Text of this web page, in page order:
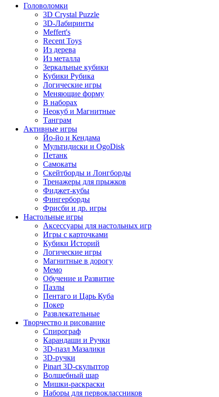
Головоломки
3D Crystal Puzzle
3D-Лабиринты
Meffert's
Recent Toys
Из дерева
Из металла
Зеркальные кубики
Кубики Рубика
Логические игры
Меняющие форму
В наборах
Неокуб и Магнитные
Танграм
Активные игры
Йо-йо и Кендама
Мультидиски и OgoDisk
Петанк
Самокаты
Скейтборды и Лонгборды
Тренажеры для прыжков
Фиджет-кубы
Фингерборды
Фрисби и др. игры
Настольные игры
Аксессуары для настольных игр
Игры с карточками
Кубики Историй
Логические игры
Магнитные в дорогу
Мемо
Обучение и Развитие
Пазлы
Пентаго и Царь Куба
Покер
Развлекательные
Творчество и рисование
Спирограф
Карандаши и Ручки
3D-пазл Мазалики
3D-ручки
Pinart 3D-скульптор
Волшебный шар
Мишки-раскраски
Наборы для первоклассников